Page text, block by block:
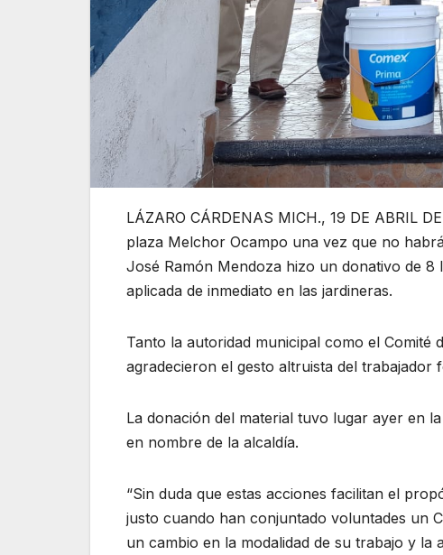
LÁZARO CÁRDENAS MICH., 19 DE ABRIL
plaza Melchor Ocampo una vez que no
José Ramón Mendoza hizo un donativo de
aplicada de inmediato en las jardineras.
Tanto la autoridad municipal como el Comité
agradecieron el gesto altruista del trabajador
La donación del material tuvo lugar ayer en
en nombre de la alcaldía.
“Sin duda que estas acciones facilitan el
justo cuando han conjuntado voluntades un
un cambio en la modalidad de su trabajo y